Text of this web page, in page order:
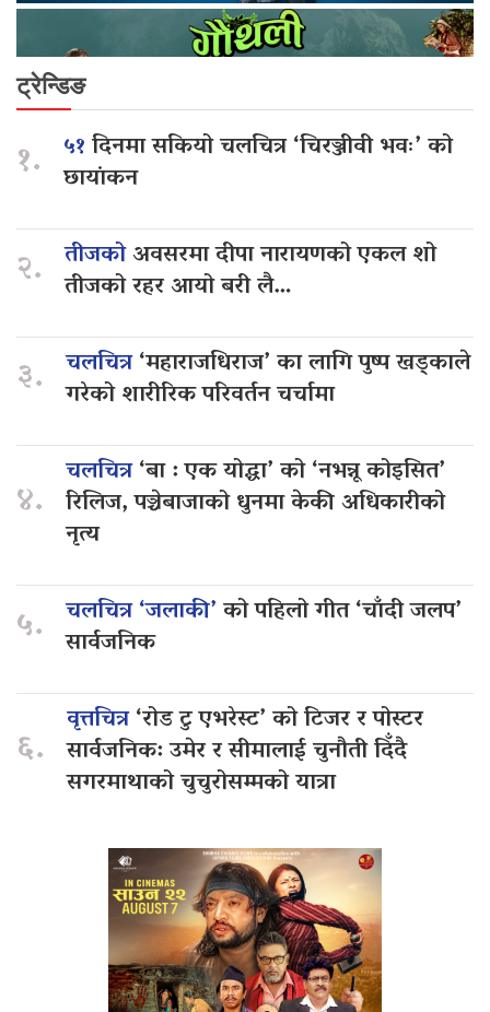
ट्रेन्डिङ
१. ५१दिनमा सकियो चलचित्र ‘चिरञ्जीवी भवः’ को
छायांकन
२. तीजकोअवसरमा दीपा नारायणको एकल शो
तीजको रहर आयो बरी लै…
३. चलचित्र‘महाराजधिराज’ का लागि पुष्प खड्काले
गरेको शारीरिक परिवर्तन चर्चामा
४.
चलचित्र‘बा : एक योद्धा’ को ‘नभन्नू कोइसित’
रिलिज, पञ्चेबाजाको धुनमा केकी अधिकारीको
नृत्य
५. चलचित्र ‘जलाकी’को पहिलो गीत ‘चाँदी जलप’
सार्वजनिक
६.
वृत्तचित्र‘रोड टु एभरेस्ट’ को टिजर र पोस्टर
सार्वजनिक: उमेर र सीमालाई चुनौती दिँदै
सगरमाथाको चुचुरोसम्मको यात्रा